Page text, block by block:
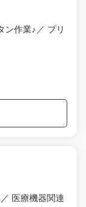
ン作業♪／ プリ
医療機器関連